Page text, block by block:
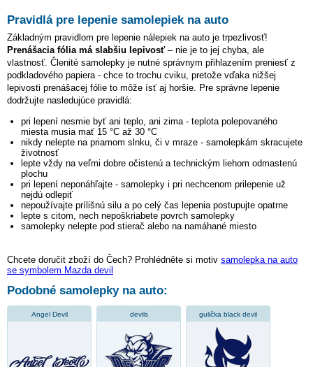
Pravidlá pre lepenie samolepiek na auto
Základným pravidlom pre lepenie nálepiek na auto je trpezlivosť!
Prenášacia fólia má slabšiu lepivosť– nie je to jej chyba, ale
vlastnosť. Členité samolepky je nutné správnym přihlazením preniesť z
podkladového papiera - chce to trochu cviku, pretože vďaka nižšej
lepivosti prenášacej fólie to môže ísť aj horšie. Pre správne lepenie
dodržujte nasledujúce pravidlá:
pri lepení nesmie byť ani teplo, ani zima - teplota polepovaného
miesta musia mať 15 °C až 30 °C
nikdy nelepte na priamom slnku, či v mraze - samolepkám skracujete
životnosť
lepte vždy na veľmi dobre očistenú a technickým liehom odmastenú
plochu
pri lepení neponáhľajte - samolepky i pri nechcenom prilepenie už
nejdú odlepiť
nepoužívajte prílišnú silu a po celý čas lepenia postupujte opatrne
lepte s citom, nech nepoškriabete povrch samolepky
samolepky nelepte pod stierač alebo na namáhané miesto
Chcete doručit zboží do Čech? Prohlédněte si motiv samolepka na auto
se symbolem Mazda devil
Podobné samolepky na auto:
Angel Devil devils gulička black devil